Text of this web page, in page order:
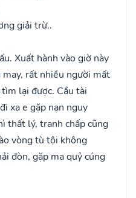
giải trừ..
Xuất hành vào giờ này
rất nhiều người mất
lại được. Cầu tài
xa e gặp nạn nguy
thất lý, tranh chấp cũng
vòng tù tội không
đòn, gặp ma quỷ cúng